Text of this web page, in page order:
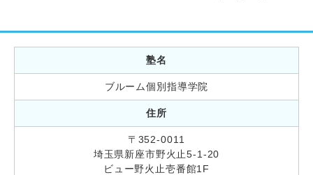
塾名
ブルーム個別指導学院
住所
〒352-0011
埼玉県新座市野火止5-1-20
ビュー野火止壱番館1F